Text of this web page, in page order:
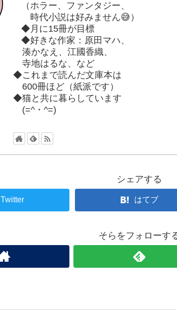
（ホラー、ファンタジー、
時代小説は好みません😅）
◆月に15冊が目標
◆好きな作家：原田マハ、
湊かなえ、江國香織、
寺地はるな、など
◆これまで読んだ文庫本は
600冊ほど（紙派です）
◆猫と共に暮らしています
(=^・^=)
シェアする
Twitter はてブ
そらをフォローす